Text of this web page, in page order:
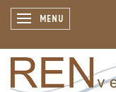
SKIFTE NAVIGATION
MENU